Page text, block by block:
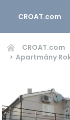
CROAT.com
CROAT.com
Apartmány